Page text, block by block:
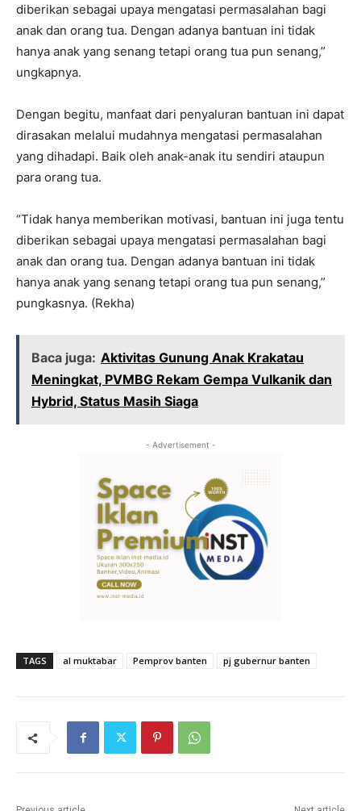
diberikan sebagai upaya mengatasi permasalahan bagi
anak dan orang tua. Dengan adanya bantuan ini tidak
hanya anak yang senang tetapi orang tua pun senang,”
ungkapnya.
Dengan begitu, manfaat dari penyaluran bantuan ini dapat
dirasakan melalui mudahnya mengatasi permasalahan
yang dihadapi. Baik oleh anak-anak itu sendiri ataupun
para orang tua.
“Tidak hanya memberikan motivasi, bantuan ini juga tentu
diberikan sebagai upaya mengatasi permasalahan bagi
anak dan orang tua. Dengan adanya bantuan ini tidak
hanya anak yang senang tetapi orang tua pun senang,”
pungkasnya. (Rekha)
Baca juga: Aktivitas Gunung Anak Krakatau
Meningkat, PVMBG Rekam Gempa Vulkanik dan
Hybrid, Status Masih Siaga
- Advertisement -
TAGS al muktabar Pemprov banten pj gubernur banten